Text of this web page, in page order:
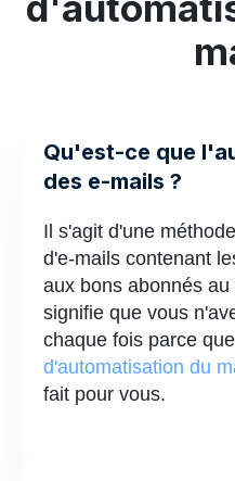
Qu'est-ce que
des e-mails ?
Il s'agit d'une
d'e-mails contenant
aux bons abonnés
signifie que vous
chaque fois parce
d'automatisation du
fait pour vous.